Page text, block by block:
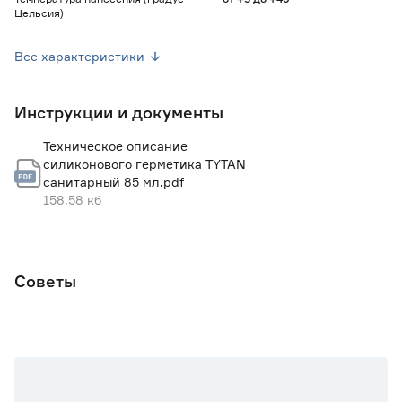
Цельсия)
Цвет Прозрачный
Антиплесень Да
Возможность покраски
Страна производства
Все характеристики
Инструкции и документы
Техническое описание
силиконового герметика TYTAN
санитарный 85 мл.pdf
158.58 кб
Советы